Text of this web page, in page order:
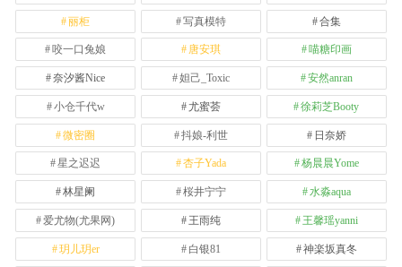
丽柜 写真模特 合集
咬一口兔娘 唐安琪 喵糖印画
奈汐酱Nice 妲己_Toxic 安然anran
小仓千代w 尤蜜荟 徐莉芝Booty
微密圈 抖娘-利世 日奈娇
星之迟迟 杏子Yada 杨晨晨Yome
林星阑 桜井宁宁 水淼aqua
爱尤物(尤果网) 王雨纯 王馨瑶yanni
玥儿玥er 白银81 神楽坂真冬